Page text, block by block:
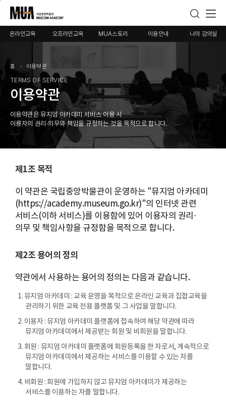
으
로
메
바
로
가
온라인교육 오프라인교육 MUA스토리 이용안내 나의 강의실
홈 이용약관
TERMS OF SERVICE
이용약관
이용약관은 뮤지엄 아카데미 서비스 이용 시
이용자의 권리·의무와 책임을 규정하는 것을 목적으로 합니다.
제1조 목적
이 약관은 국립중앙박물관이 운영하는 "뮤지엄 아카데미
(https://academy.museum.go.kr)"의 인터넷 관련
서비스(이하 서비스)를 이용함에 있어 이용자의 권리·
의무 및 책임사항을 규정함을 목적으로 합니다.
제2조 용어의 정의
약관에서 사용하는 용어의 정의는 다음과 같습니다.
1. 뮤지엄 아카데미 : 교육 운영을 목적으로 온라인 교육과 집합교육을
관리하기 위한 교육 전용 플랫폼 및 그 사업을 말합니다.
2. 이용자 : 뮤지엄 아카데미 플랫폼에 접속하여 해당 약관에 따라
뮤지엄 아카데미에서 제공받는 회원 및 비회원을 말합니다.
3. 회원 : 뮤지엄 아카데미 플랫폼에 회원등록을 한 자로서, 계속적으로
뮤지엄 아카데미에서 제공하는 서비스를 이용할 수 있는 자를
말합니다.
4. 비회원 : 회원에 가입하지 않고 뮤지엄 아카데미가 제공하는
서비스를 이용하는 자를 말합니다.